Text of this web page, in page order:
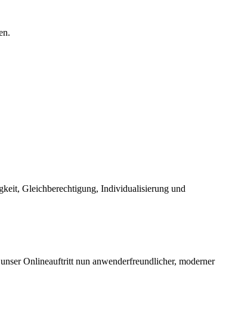
Gleichberechtigung, Individualisierung und
Onlineauftritt nun anwenderfreundlicher, moderner